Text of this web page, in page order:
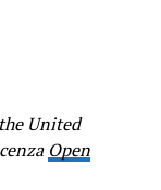
United
Open